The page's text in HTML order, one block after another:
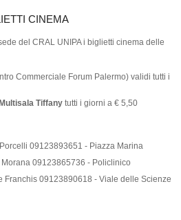
CINEMA
del CRAL UNIPA i biglietti cinema delle
Commerciale Forum Palermo) validi tutti i
Tiffany tutti i giorni a € 5,50
09123893651 - Piazza Marina
09123865736 - Policlinico
Franchis 09123890618 - Viale delle Scienze